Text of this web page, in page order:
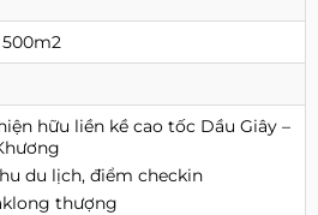
500m2
hữu liền kề cao tốc Dầu Giây –
du lịch, điểm checkin
thượng